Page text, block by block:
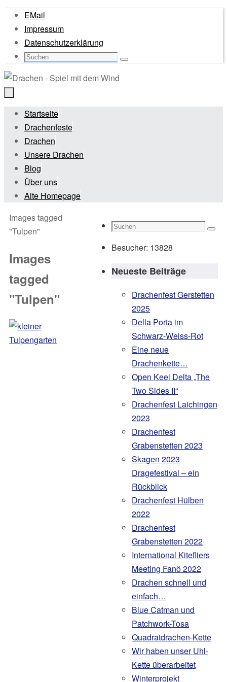
Zum
Inhalt
springen
EMail
Impressum
Datenschutzerklärung
Suche
Suchen
Zum
Inhalt
springen
Startseite
Drachenfeste
Drachen
Unsere Drachen
Blog
Über uns
Alte Homepage
Start
Images tagged
"Tulpen"
Images
tagged
"Tulpen"
Suche
Besucher: 13828
Neueste Beiträge
Drachenfest Gerstetten
2025
Della Porta im
Schwarz-Weiss-Rot
Eine neue
Drachenkette…
Open Keel Delta „The
Two Sides II“
Drachenfest Laichingen
2023
Drachenfest
Grabenstetten 2023
Skagen 2023
Dragefestival – ein
Rückblick
Drachenfest Hülben
2022
Drachenfest
Grabenstetten 2022
International Kitefliers
Meeting Fanö 2022
Drachen schnell und
einfach…
Blue Catman und
Patchwork-Tosa
Quadratdrachen-Kette
Wir haben unser Uhl-
Kette überarbeitet
Winterprojekt